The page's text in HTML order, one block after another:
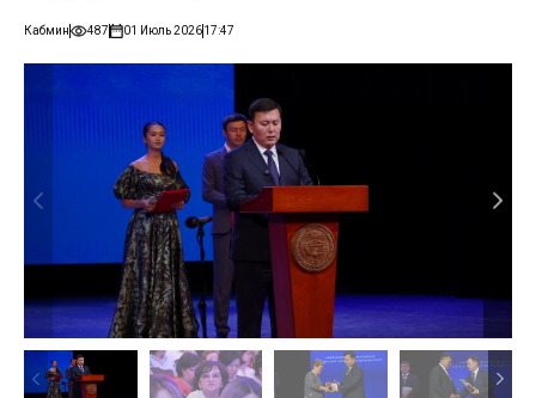
Кабмин 487 01 Июль 202617:47